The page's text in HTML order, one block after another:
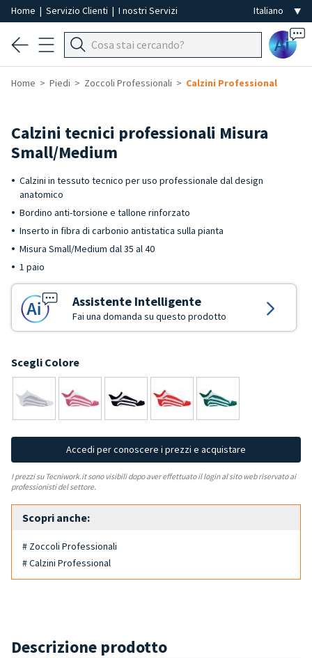
Home | Servizio Clienti | I nostri Servizi
Ai
Home Piedi Zoccoli Professionali Calzini Professional
Calzini tecnici professionali Misura
Small/Medium
Calzini in tessuto tecnico per uso professionale dal design
anatomico
Bordino anti-torsione e tallone rinforzato
Inserto in fibra di carbonio antistatica sulla pianta
Misura Small/Medium dal 35 al 40
1 paio
Assistente Intelligente
Fai una domanda su questo prodotto
Scegli Colore
Accedi per conoscere i prezzi e acquistare
I prezzi su Tecniwork.it sono visibili dopo aver effettuato il login al sito web riservato ai
professionisti del settore.
Scopri anche:
# Zoccoli Professionali
# Calzini Professional
Descrizione prodotto